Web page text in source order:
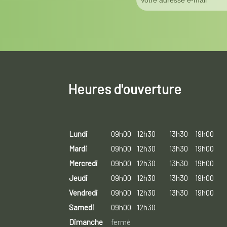
Heures d'ouverture
Lundi 09h00 12h30 13h30
19h00
Mardi
09h00 12h30 13h30
19h00
Mercredi
09h00 12h30 13h30
19h00
Jeudi
09h00 12h30 13h30
19h00
Vendredi
09h00 12h30 13h30
19h00
Samedi
09h00
12h30
Dimanche
fermé